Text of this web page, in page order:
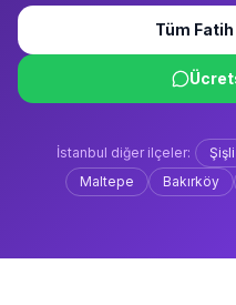
Tüm Fatih
İstanbul diğer ilçeler: Şişli
Maltepe
Bakırköy